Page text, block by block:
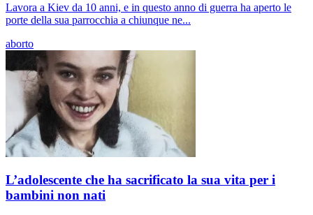
Lavora a Kiev da 10 anni, e in questo anno di guerra ha aperto le
porte della sua parrocchia a chiunque ne...
aborto
L’adolescente che ha sacrificato la sua vita per i
bambini non nati